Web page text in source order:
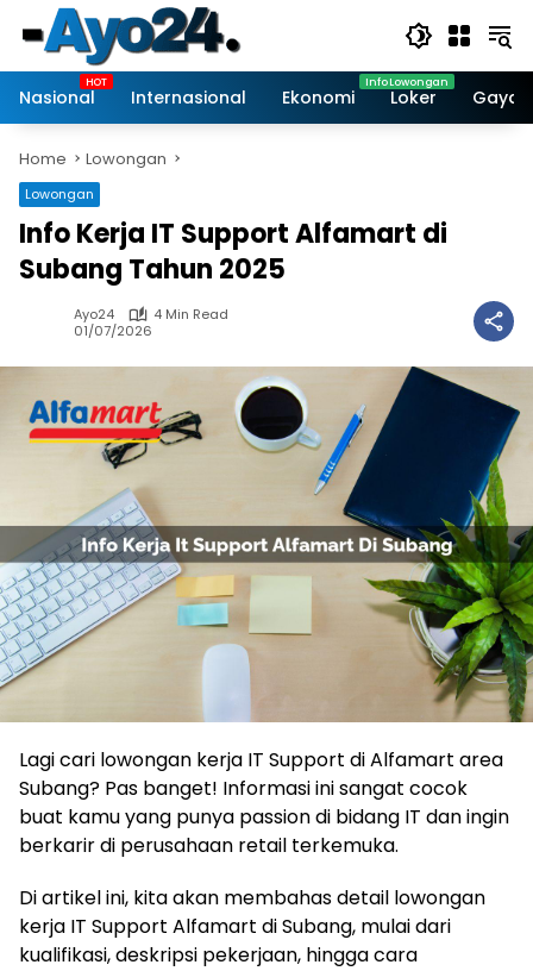
content
Nasional
Internasional Ekonomi Loker Gaya
Home Lowongan
Lowongan
Info Kerja IT Support Alfamart di
Subang Tahun 2025
Ayo24
4 Min Read
01/07/2026
Lagi cari lowongan kerja IT Support di Alfamart area
Subang? Pas banget! Informasi ini sangat cocok
buat kamu yang punya passion di bidang IT dan ingin
berkarir di perusahaan retail terkemuka.
Di artikel ini, kita akan membahas detail lowongan
kerja IT Support Alfamart di Subang, mulai dari
kualifikasi, deskripsi pekerjaan, hingga cara